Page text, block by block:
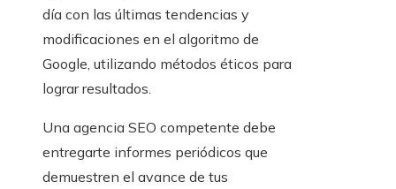
día con las últimas tendencias y
modificaciones en el algoritmo de
Google, utilizando métodos éticos para
lograr resultados.
Una agencia SEO competente debe
entregarte informes periódicos que
demuestren el avance de tus